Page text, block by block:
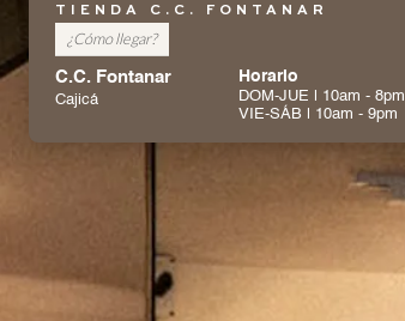
TIENDA C.C. FONTANAR
¿Cómo llegar?
C.C. Fontanar
Cajicá
Horario
DOM-JUE | 10am - 8pm
VIE-SÁB | 10am - 9pm